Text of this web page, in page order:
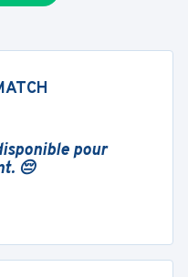
pour
😔